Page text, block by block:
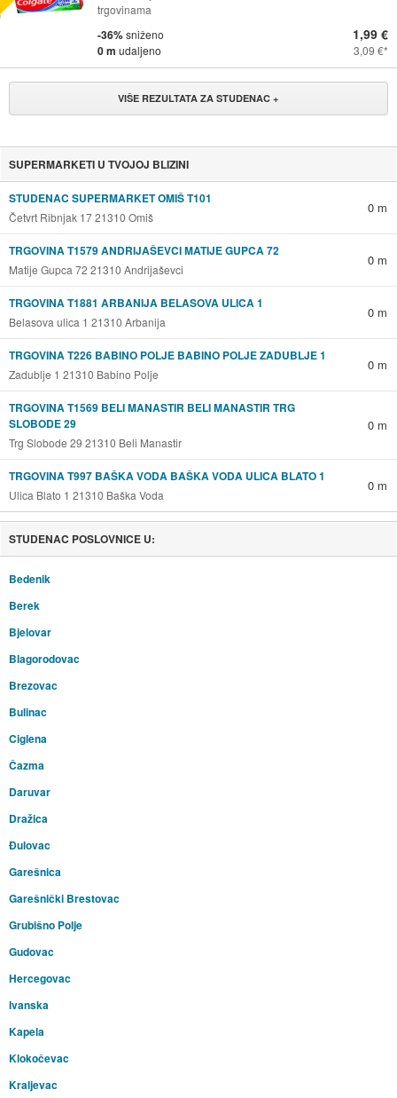
trgovinama
-36%sniženo
0 m udaljeno
1,99 €
3,09 €
VIŠE REZULTATA ZA STUDENAC +
SUPERMARKETI U TVOJOJ BLIZINI
STUDENAC SUPERMARKET OMIŠ T101
Četvrt Ribnjak 17 21310 Omiš
0 m
TRGOVINA T1579 ANDRIJAŠEVCI MATIJE GUPCA 72
Matije Gupca 72 21310 Andrijaševci
0 m
TRGOVINA T1881 ARBANIJA BELASOVA ULICA 1
Belasova ulica 1 21310 Arbanija
0 m
TRGOVINA T226 BABINO POLJE BABINO POLJE ZADUBLJE 1
Zadublje 1 21310 Babino Polje
0 m
TRGOVINA T1569 BELI MANASTIR BELI MANASTIR TRG
SLOBODE 29
Trg Slobode 29 21310 Beli Manastir
0 m
TRGOVINA T997 BAŠKA VODA BAŠKA VODA ULICA BLATO 1
Ulica Blato 1 21310 Baška Voda
0 m
STUDENAC POSLOVNICE U:
Bedenik
Berek
Bjelovar
Blagorodovac
Brezovac
Bulinac
Ciglena
Čazma
Daruvar
Dražica
Đulovac
Garešnica
Garešnički Brestovac
Grubišno Polje
Gudovac
Hercegovac
Ivanska
Kapela
Klokočevac
Kraljevac